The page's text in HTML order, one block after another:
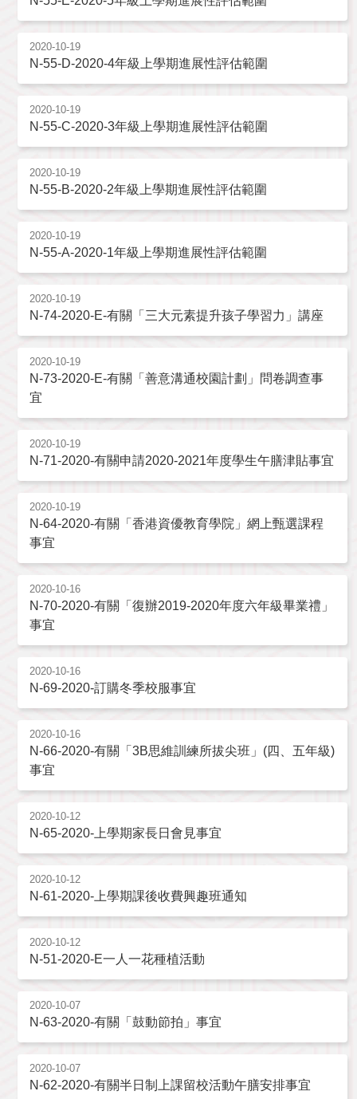
2020-10-19
N-55-D-2020-4年級上學期進展性評估範圍
2020-10-19
N-55-C-2020-3年級上學期進展性評估範圍
2020-10-19
N-55-B-2020-2年級上學期進展性評估範圍
2020-10-19
N-55-A-2020-1年級上學期進展性評估範圍
2020-10-19
N-74-2020-E-有關「三大元素提升孩子學習力」講座
2020-10-19
N-73-2020-E-有關「善意溝通校園計劃」問卷調查事
宜
2020-10-19
N-71-2020-有關申請2020-2021年度學生午膳津貼事宜
2020-10-19
N-64-2020-有關「香港資優教育學院」網上甄選課程
事宜
2020-10-16
N-70-2020-有關「復辦2019-2020年度六年級畢業禮」
事宜
2020-10-16
N-69-2020-訂購冬季校服事宜
2020-10-16
N-66-2020-有關「3B思維訓練所拔尖班」(四、五年級)
事宜
2020-10-12
N-65-2020-上學期家長日會見事宜
2020-10-12
N-61-2020-上學期課後收費興趣班通知
2020-10-12
N-51-2020-E一人一花種植活動
2020-10-07
N-63-2020-有關「鼓動節拍」事宜
2020-10-07
N-62-2020-有關半日制上課留校活動午膳安排事宜